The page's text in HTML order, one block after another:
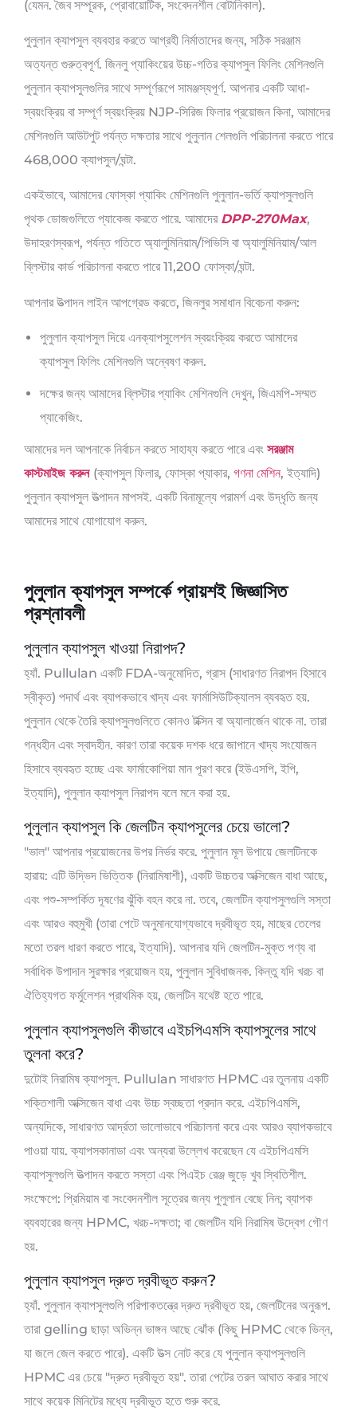
(যেমন. জৈব সম্পূরক, প্রোবায়োটিক, সংবেদনশীল বোটানিকাল).
পুলুলান ক্যাপসুল ব্যবহার করতে আগ্রহী নির্মাতাদের জন্য, সঠিক সরঞ্জাম
অত্যন্ত গুরুত্বপূর্ণ. জিনলু প্যাকিংয়ের উচ্চ-গতির ক্যাপসুল ফিলিং মেশিনগুলি
পুলুলান ক্যাপসুলগুলির সাথে সম্পূর্ণরূপে সামঞ্জস্যপূর্ণ. আপনার একটি আধা-
স্বয়ংক্রিয় বা সম্পূর্ণ স্বয়ংক্রিয় NJP-সিরিজ ফিলার প্রয়োজন কিনা, আমাদের
মেশিনগুলি আউটপুট পর্যন্ত দক্ষতার সাথে পুলুলান শেলগুলি পরিচালনা করতে পারে
468,000 ক্যাপসুল/ঘন্টা.
একইভাবে, আমাদের ফোস্কা প্যাকিং মেশিনগুলি পুলুলান-ভর্তি ক্যাপসুলগুলি
পৃথক ডোজগুলিতে প্যাকেজ করতে পারে. আমাদের DPP-270Max,
উদাহরণস্বরূপ, পর্যন্ত গতিতে অ্যালুমিনিয়াম/পিভিসি বা অ্যালুমিনিয়াম/আল
ব্লিস্টার কার্ড পরিচালনা করতে পারে 11,200 ফোস্কা/ঘন্টা.
আপনার উত্পাদন লাইন আপগ্রেড করতে, জিনলুর সমাধান বিবেচনা করুন:
পুলুলান ক্যাপসুল দিয়ে এনক্যাপসুলেশন স্বয়ংক্রিয় করতে আমাদের
ক্যাপসুল ফিলিং মেশিনগুলি অন্বেষণ করুন.
দক্ষের জন্য আমাদের ব্লিস্টার প্যাকিং মেশিনগুলি দেখুন, জিএমপি-সম্মত
প্যাকেজিং.
আমাদের দল আপনাকে নির্বাচন করতে সাহায্য করতে পারে এবং সরঞ্জাম
কাস্টমাইজ করুন (ক্যাপসুল ফিলার, ফোস্কা প্যাকার, গণনা মেশিন, ইত্যাদি)
পুলুলান ক্যাপসুল উত্পাদন মাপসই. একটি বিনামূল্যে পরামর্শ এবং উদ্ধৃতি জন্য
আমাদের সাথে যোগাযোগ করুন.
পুলুলান ক্যাপসুল সম্পর্কে প্রায়শই জিজ্ঞাসিত
প্রশ্নাবলী
পুলুলান ক্যাপসুল খাওয়া নিরাপদ?
হ্যাঁ. Pullulan একটি FDA-অনুমোদিত, গ্রাস (সাধারণত নিরাপদ হিসাবে
স্বীকৃত) পদার্থ এবং ব্যাপকভাবে খাদ্য এবং ফার্মাসিউটিক্যালস ব্যবহৃত হয়.
পুলুলান থেকে তৈরি ক্যাপসুলগুলিতে কোনও টক্সিন বা অ্যালার্জেন থাকে না. তারা
গন্ধহীন এবং স্বাদহীন. কারণ তারা কয়েক দশক ধরে জাপানে খাদ্য সংযোজন
হিসাবে ব্যবহৃত হচ্ছে এবং ফার্মাকোপিয়া মান পূরণ করে (ইউএসপি, ইপি,
ইত্যাদি), পুলুলান ক্যাপসুল নিরাপদ বলে মনে করা হয়.
পুলুলান ক্যাপসুল কি জেলটিন ক্যাপসুলের চেয়ে ভালো?
"ভাল" আপনার প্রয়োজনের উপর নির্ভর করে. পুলুলান মূল উপায়ে জেলটিনকে
হারায়: এটি উদ্ভিদ ভিত্তিক (নিরামিষাশী), একটি উচ্চতর অক্সিজেন বাধা আছে,
এবং পশু-সম্পর্কিত দূষণের ঝুঁকি বহন করে না. তবে, জেলটিন ক্যাপসুলগুলি সস্তা
এবং আরও বহুমুখী (তারা পেটে অনুমানযোগ্যভাবে দ্রবীভূত হয়, মাছের তেলের
মতো তরল ধারণ করতে পারে, ইত্যাদি). আপনার যদি জেলটিন-মুক্ত পণ্য বা
সর্বাধিক উপাদান সুরক্ষার প্রয়োজন হয়, পুলুলান সুবিধাজনক. কিন্তু যদি খরচ বা
ঐতিহ্যগত ফর্মুলেশন প্রাথমিক হয়, জেলটিন যথেষ্ট হতে পারে.
পুলুলান ক্যাপসুলগুলি কীভাবে এইচপিএমসি ক্যাপসুলের সাথে
তুলনা করে?
দুটোই নিরামিষ ক্যাপসুল. Pullulan সাধারণত HPMC এর তুলনায় একটি
শক্তিশালী অক্সিজেন বাধা এবং উচ্চ স্বচ্ছতা প্রদান করে. এইচপিএমসি,
অন্যদিকে, সাধারণত আর্দ্রতা ভালোভাবে পরিচালনা করে এবং আরও ব্যাপকভাবে
পাওয়া যায়. ক্যাপসকানাডা এবং অন্যরা উল্লেখ করেছেন যে এইচপিএমসি
ক্যাপসুলগুলি উত্পাদন করতে সস্তা এবং পিএইচ রেঞ্জ জুড়ে খুব স্থিতিশীল.
সংক্ষেপে: প্রিমিয়াম বা সংবেদনশীল সূত্রের জন্য পুলুলান বেছে নিন; ব্যাপক
ব্যবহারের জন্য HPMC, খরচ-দক্ষতা; বা জেলটিন যদি নিরামিষ উদ্বেগ গৌণ
হয়.
পুলুলান ক্যাপসুল দ্রুত দ্রবীভূত করুন?
হ্যাঁ. পুলুলান ক্যাপসুলগুলি পরিপাকতন্ত্রে দ্রুত দ্রবীভূত হয়, জেলটিনের অনুরূপ.
তারা gelling ছাড়া অভিন্ন ভাঙ্গন আছে ঝোঁক (কিছু HPMC থেকে ভিন্ন,
যা জলে জেল করতে পারে). একটি উত্স নোট করে যে পুলুলান ক্যাপসুলগুলি
HPMC এর চেয়ে "দ্রুত দ্রবীভূত হয়". তারা পেটের তরল আঘাত করার সাথে
সাথে কয়েক মিনিটের মধ্যে দ্রবীভূত হতে শুরু করে.